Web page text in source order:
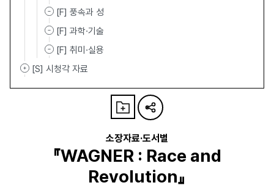
[F] 풍속과 성
[F] 과학·기술
[F] 취미·실용
[S] 시청각 자료
소장자료·도서별
『WAGNER : Race and
Revolution』